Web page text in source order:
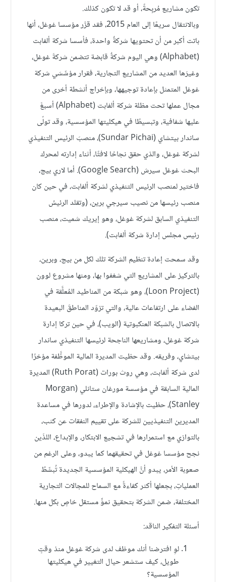
تكون مشاريع مُربِحةً، أو قد لا تكون كذلك.
وبالانتقال سريعًا إلى العام 2015، فقد قرَّر مؤسسا غوغل، أنها
باتت أكبر من أن تحتويها شركةٌ واحدة، فأسسا شركة ألفابت
(Alphabet) وهي اليوم شركةٌ قابضة تتضمن شركةَ غوغل،
وغيرَها العديد من المشاريع التجارية، فقرار مؤسِّسَي شركة
غوغل المتمثل بإعادة توجيهها، وبإخراج أنشطة أخرى من
مجال عملها تحت مظلة شركة ألفابت (Alphabet) أسبغَ
عليها شفافية، وتبسيطًا في هيكليتها المؤسسية، وقد تولّى
ساندار بيتشاي (Sundar Pichai)، منصبَ الرئيس التنفيذي
لشركة غوغل، والذي حقق نجاحًا لافتًا، أثناء إدارته لمحرك
البحث غوغل سيرش (Google Search). أما لاري بيج،
فاختير لمنصب الرئيس التنفيذي لشركة ألفابت، في حين كان
منصب رئيسها من نصيب سيرجي برين، (وتقلد الرئيسُ
التنفيذي السابق لشركة غوغل، وهو إيريك شميت، منصب
رئيس مجلس إدارة شركة ألفابت).
وقد سمحت إعادة تنظيم الشركة تلك لكل من بيج، وبرين،
بالتركيز على المشاريع التي شغفوا بها، ومنها مشروع لوون
(Loon Project)، وهو شبكة من المناطيد المُعلَّقة في
الفضاء على ارتفاعات عالية، والتي تزوّد المناطقَ البعيدة
بالاتصال بالشبكة العنكبوتية (الويب)، في حين تركا إدارة
شركة غوغل، ومشاريعها الناجحة لرئيسها التنفيذي ساندار
بيتشاي، وفريقه. وقد حظيت المديرة المالية الموظَّفة مؤخرًا
لدى شركة ألفابت، وهي روث بورات (Ruth Porat) المديرة
المالية السابقة في مؤسسة مورغان ستانلي (Morgan
Stanley)، حظيت بالإشادة والإطراء، لدورها في مساعدة
المديرين التنفيذيين للشركة على تقييم النفقات عن كثب،
بالتوازي مع استمرارها في تشجيع الابتكار، والإبداع، اللذَين
نجح مؤسسا غوغل في تحقيقهما كما يبدو، وعلى الرغم من
صعوبة الأمر، يبدو أنَّ الهيكلية المؤسسية الجديدة تُبسِّطُ
العملياتِ، بجعلها أكثر كفاءةً مع السماح للمجالات التجارية
المختلفة، ضمن الشركة بتحقيق نموٍّ مستقل خاصٍ بكل منها.
أسئلة التفكير الناقد:
لوِ افترضنا أنك موظف لدى شركة غوغل منذ وقتٍ
طويل، كيف ستشعر حيال التغيير في هيكليتها
المؤسسية؟